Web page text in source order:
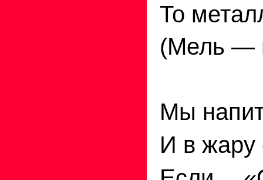
То
(Мель —
Мы
И в жару